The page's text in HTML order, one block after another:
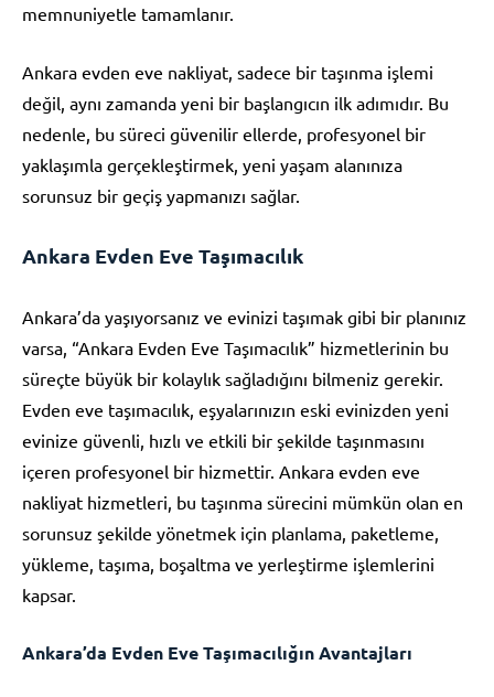
memnuniyetle tamamlanır.
Ankara evden eve nakliyat, sadece bir taşınma işlemi
değil, aynı zamanda yeni bir başlangıcın ilk adımıdır. Bu
nedenle, bu süreci güvenilir ellerde, profesyonel bir
yaklaşımla gerçekleştirmek, yeni yaşam alanınıza
sorunsuz bir geçiş yapmanızı sağlar.
Ankara Evden Eve Taşımacılık
Ankara’da yaşıyorsanız ve evinizi taşımak gibi bir planınız
varsa, “Ankara Evden Eve Taşımacılık” hizmetlerinin bu
süreçte büyük bir kolaylık sağladığını bilmeniz gerekir.
Evden eve taşımacılık, eşyalarınızın eski evinizden yeni
evinize güvenli, hızlı ve etkili bir şekilde taşınmasını
içeren profesyonel bir hizmettir. Ankara evden eve
nakliyat hizmetleri, bu taşınma sürecini mümkün olan en
sorunsuz şekilde yönetmek için planlama, paketleme,
yükleme, taşıma, boşaltma ve yerleştirme işlemlerini
kapsar.
Ankara’da Evden Eve Taşımacılığın Avantajları